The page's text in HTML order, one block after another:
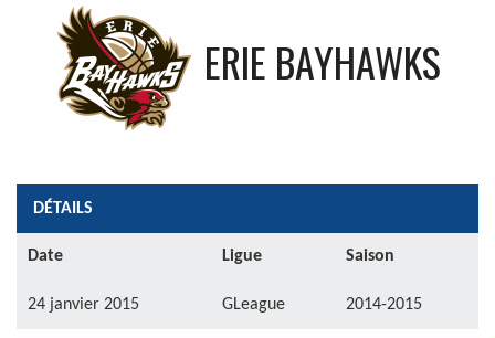
ERIE BAYHAWKS
DÉTAILS
Date Ligue Saison
24 janvier 2015 GLeague 2014-2015